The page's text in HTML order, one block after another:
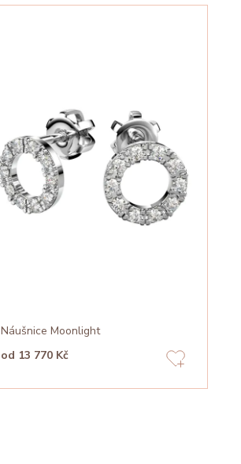
Náušnice Moonlight
od 13 770 Kč